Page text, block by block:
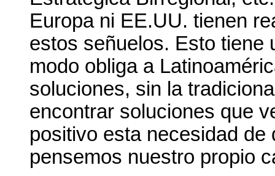
Europa ni EE.UU. tienen
estos señuelos. Esto tiene
modo obliga a
soluciones, sin la
encontrar soluciones que
positivo esta necesidad
pensemos nuestro propio